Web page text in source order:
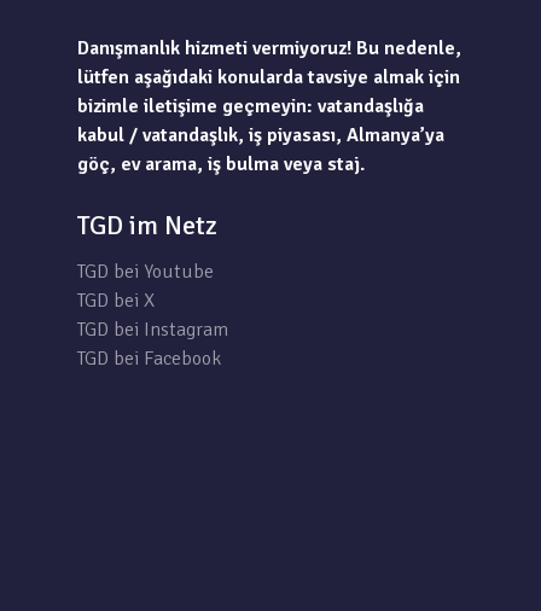
Danışmanlık hizmeti vermiyoruz! Bu nedenle,
lütfen aşağıdaki konularda tavsiye almak için
bizimle iletişime geçmeyin: vatandaşlığa
kabul / vatandaşlık, iş piyasası, Almanya’ya
göç, ev arama, iş bulma veya staj.
TGD im Netz
TGD bei Youtube
TGD bei X
TGD bei Instagram
TGD bei Facebook